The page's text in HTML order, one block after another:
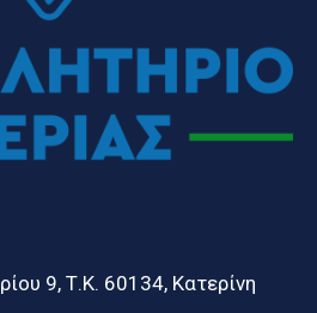
9, Τ.Κ. 60134, Κατερίνη